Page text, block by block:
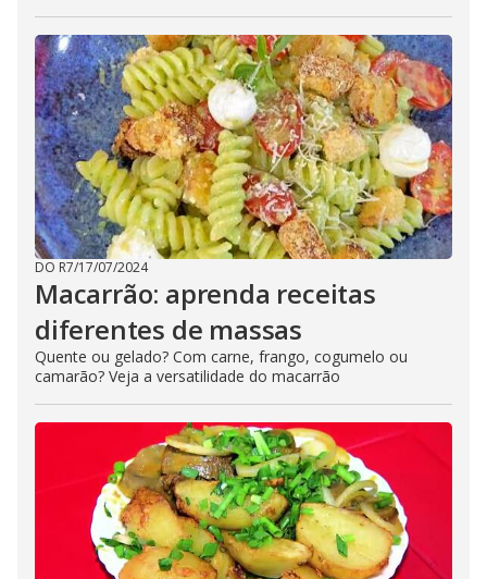
DO R7/17/07/2024
Macarrão: aprenda receitas
diferentes de massas
Quente ou gelado? Com carne, frango, cogumelo ou
camarão? Veja a versatilidade do macarrão